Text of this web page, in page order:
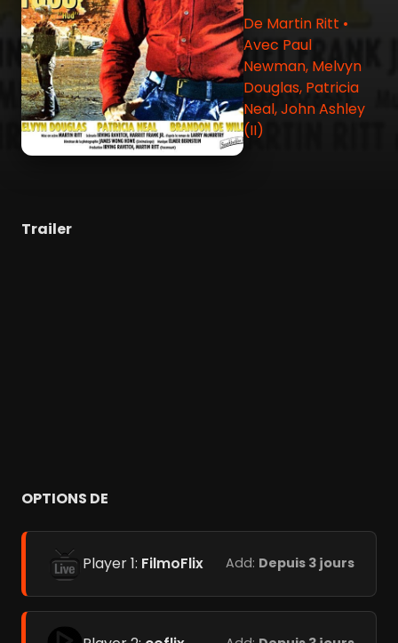
De Martin Ritt •
Avec Paul
Newman, Melvyn
Douglas, Patricia
Neal, John Ashley
(II)
Trailer
OPTIONS DE
Player 1: FilmoFlix Add: Depuis 3 jours